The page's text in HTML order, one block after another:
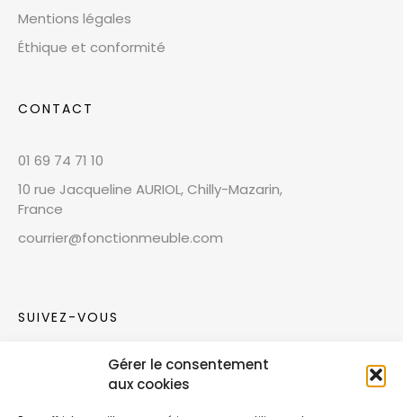
Gérer le consentement
aux cookies
Mentions légales
Éthique et conformité
CONTACT
01 69 74 71 10
10 rue Jacqueline AURIOL, Chilly-Mazarin,
France
courrier@fonctionmeuble.com
SUIVEZ-VOUS
Rejoignez notre communauté sur les réseaux